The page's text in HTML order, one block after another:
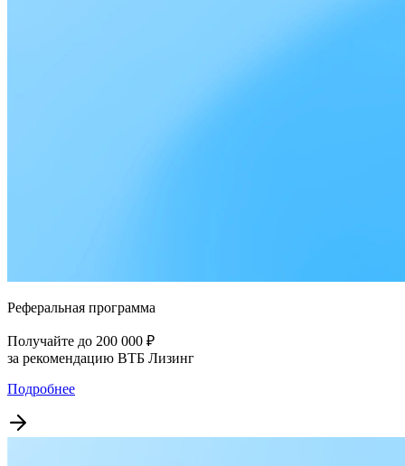
Реферальная программа
Получайте до 200 000 ₽
за рекомендацию ВТБ Лизинг
Подробнее